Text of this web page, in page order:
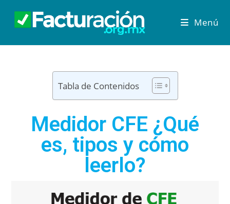
Menú
Tabla de Contenidos
Medidor CFE ¿Qué
es, tipos y cómo
leerlo?